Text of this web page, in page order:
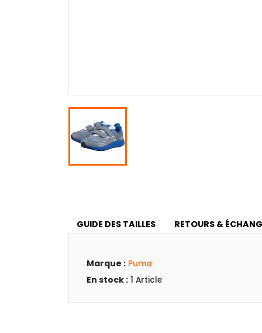
GUIDE DES TAILLES RETOURS &
Marque : Puma
En stock : 1 Article